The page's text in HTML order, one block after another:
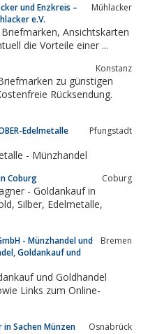
und Enzkreis –
e.V.
Mühlacker
Ansichtskarten
die Vorteile einer ...
Konstanz
zu günstigen
Rücksendung.
Edelmetalle
Pfungstadt
- Münzhandel
Coburg Coburg
- Goldankauf in
- Münzhandel und
Goldankauf und
Bremen
Links zum Online-
Sachen Münzen
Osnabrück